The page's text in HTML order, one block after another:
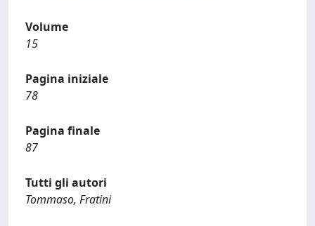
Volume
15
Pagina iniziale
78
Pagina finale
87
Tutti gli autori
Tommaso, Fratini